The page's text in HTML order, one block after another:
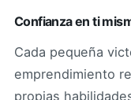
Confianza en ti
Cada pequeña
emprendimiento
propias